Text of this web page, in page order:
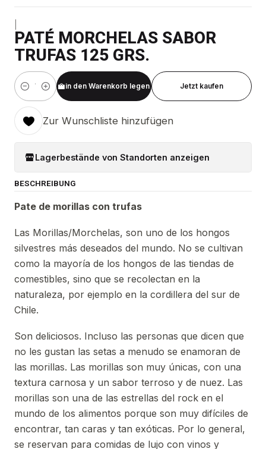
PATÉ MORCHELAS SABOR
TRUFAS 125 GRS.
Menge
in den Warenkorb legen Jetzt kaufen
Zur Wunschliste hinzufügen
Lagerbestände von Standorten anzeigen
BESCHREIBUNG
Pate de morillas con trufas
Las Morillas/Morchelas, son uno de los hongos
silvestres más deseados del mundo. No se cultivan
como la mayoría de los hongos de las tiendas de
comestibles, sino que se recolectan en la
naturaleza, por ejemplo en la cordillera del sur de
Chile.
Son deliciosos. Incluso las personas que dicen que
no les gustan las setas a menudo se enamoran de
las morillas. Las morillas son muy únicas, con una
textura carnosa y un sabor terroso y de nuez. Las
morillas son una de las estrellas del rock en el
mundo de los alimentos porque son muy difíciles de
encontrar, tan caras y tan exóticas. Por lo general,
se reservan para comidas de lujo con vinos y